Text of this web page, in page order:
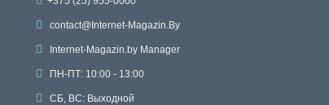
contact@Internet-Magazin.By
Internet-Magazin.by Manager
ПН-ПТ: 10:00 - 13:00
СБ, ВС: Выходной